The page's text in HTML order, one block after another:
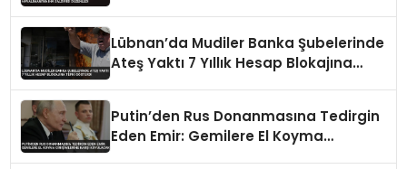
Lübnan’da Mudiler Banka Şubelerinde
Ateş Yaktı 7 Yıllık Hesap Blokajına
Putin’den Rus Donanmasına Tedirgin
Eden Emir: Gemilere El Koyma